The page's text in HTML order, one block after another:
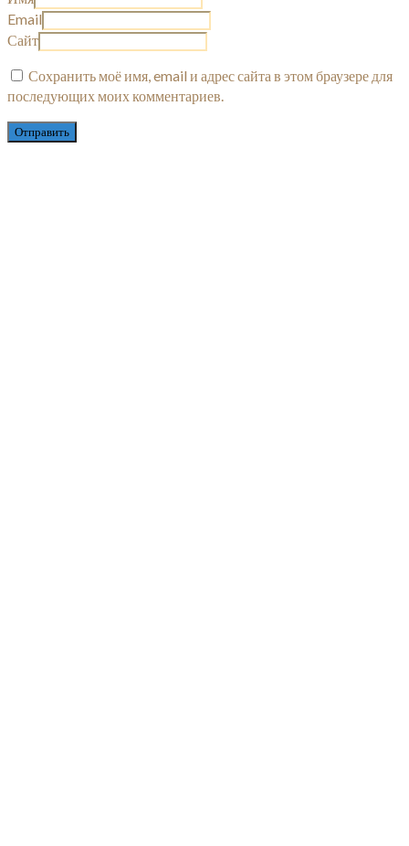
Email
Сайт
Сохранить моё имя, email и адрес сайта в этом браузере для
последующих моих комментариев.